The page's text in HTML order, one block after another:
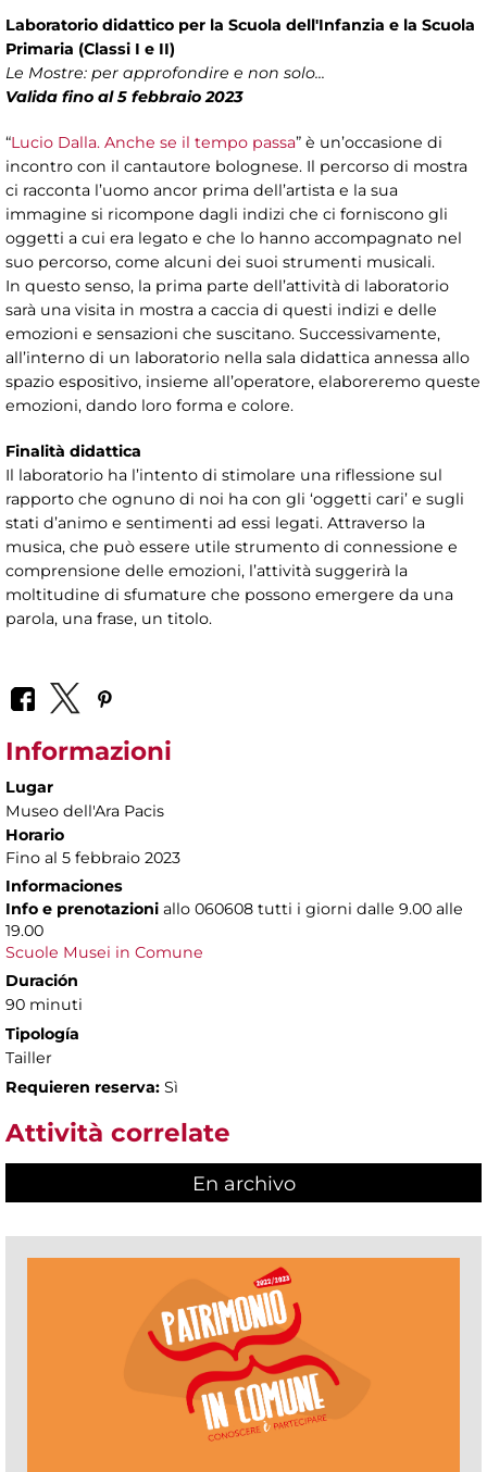
Laboratorio didattico per la Scuola dell'Infanzia e la Scuola
Primaria (Classi I e II)
Le Mostre: per approfondire e non solo...
Valida fino al 5 febbraio 2023
“Lucio Dalla. Anche se il tempo passa” è un’occasione di
incontro con il cantautore bolognese. Il percorso di mostra
ci racconta l’uomo ancor prima dell’artista e la sua
immagine si ricompone dagli indizi che ci forniscono gli
oggetti a cui era legato e che lo hanno accompagnato nel
suo percorso, come alcuni dei suoi strumenti musicali.
In questo senso, la prima parte dell’attività di laboratorio
sarà una visita in mostra a caccia di questi indizi e delle
emozioni e sensazioni che suscitano. Successivamente,
all’interno di un laboratorio nella sala didattica annessa allo
spazio espositivo, insieme all’operatore, elaboreremo queste
emozioni, dando loro forma e colore.
Finalità didattica
Il laboratorio ha l’intento di stimolare una riflessione sul
rapporto che ognuno di noi ha con gli ‘oggetti cari’ e sugli
stati d’animo e sentimenti ad essi legati. Attraverso la
musica, che può essere utile strumento di connessione e
comprensione delle emozioni, l’attività suggerirà la
moltitudine di sfumature che possono emergere da una
parola, una frase, un titolo.
Informazioni
Lugar
Museo dell'Ara Pacis
Horario
Fino al 5 febbraio 2023
Informaciones
Info e prenotazioni allo 060608 tutti i giorni dalle 9.00 alle
19.00
Scuole Musei in Comune
Duración
90 minuti
Tipología
Tailler
Requieren reserva: Sì
Attività correlate
En archivo